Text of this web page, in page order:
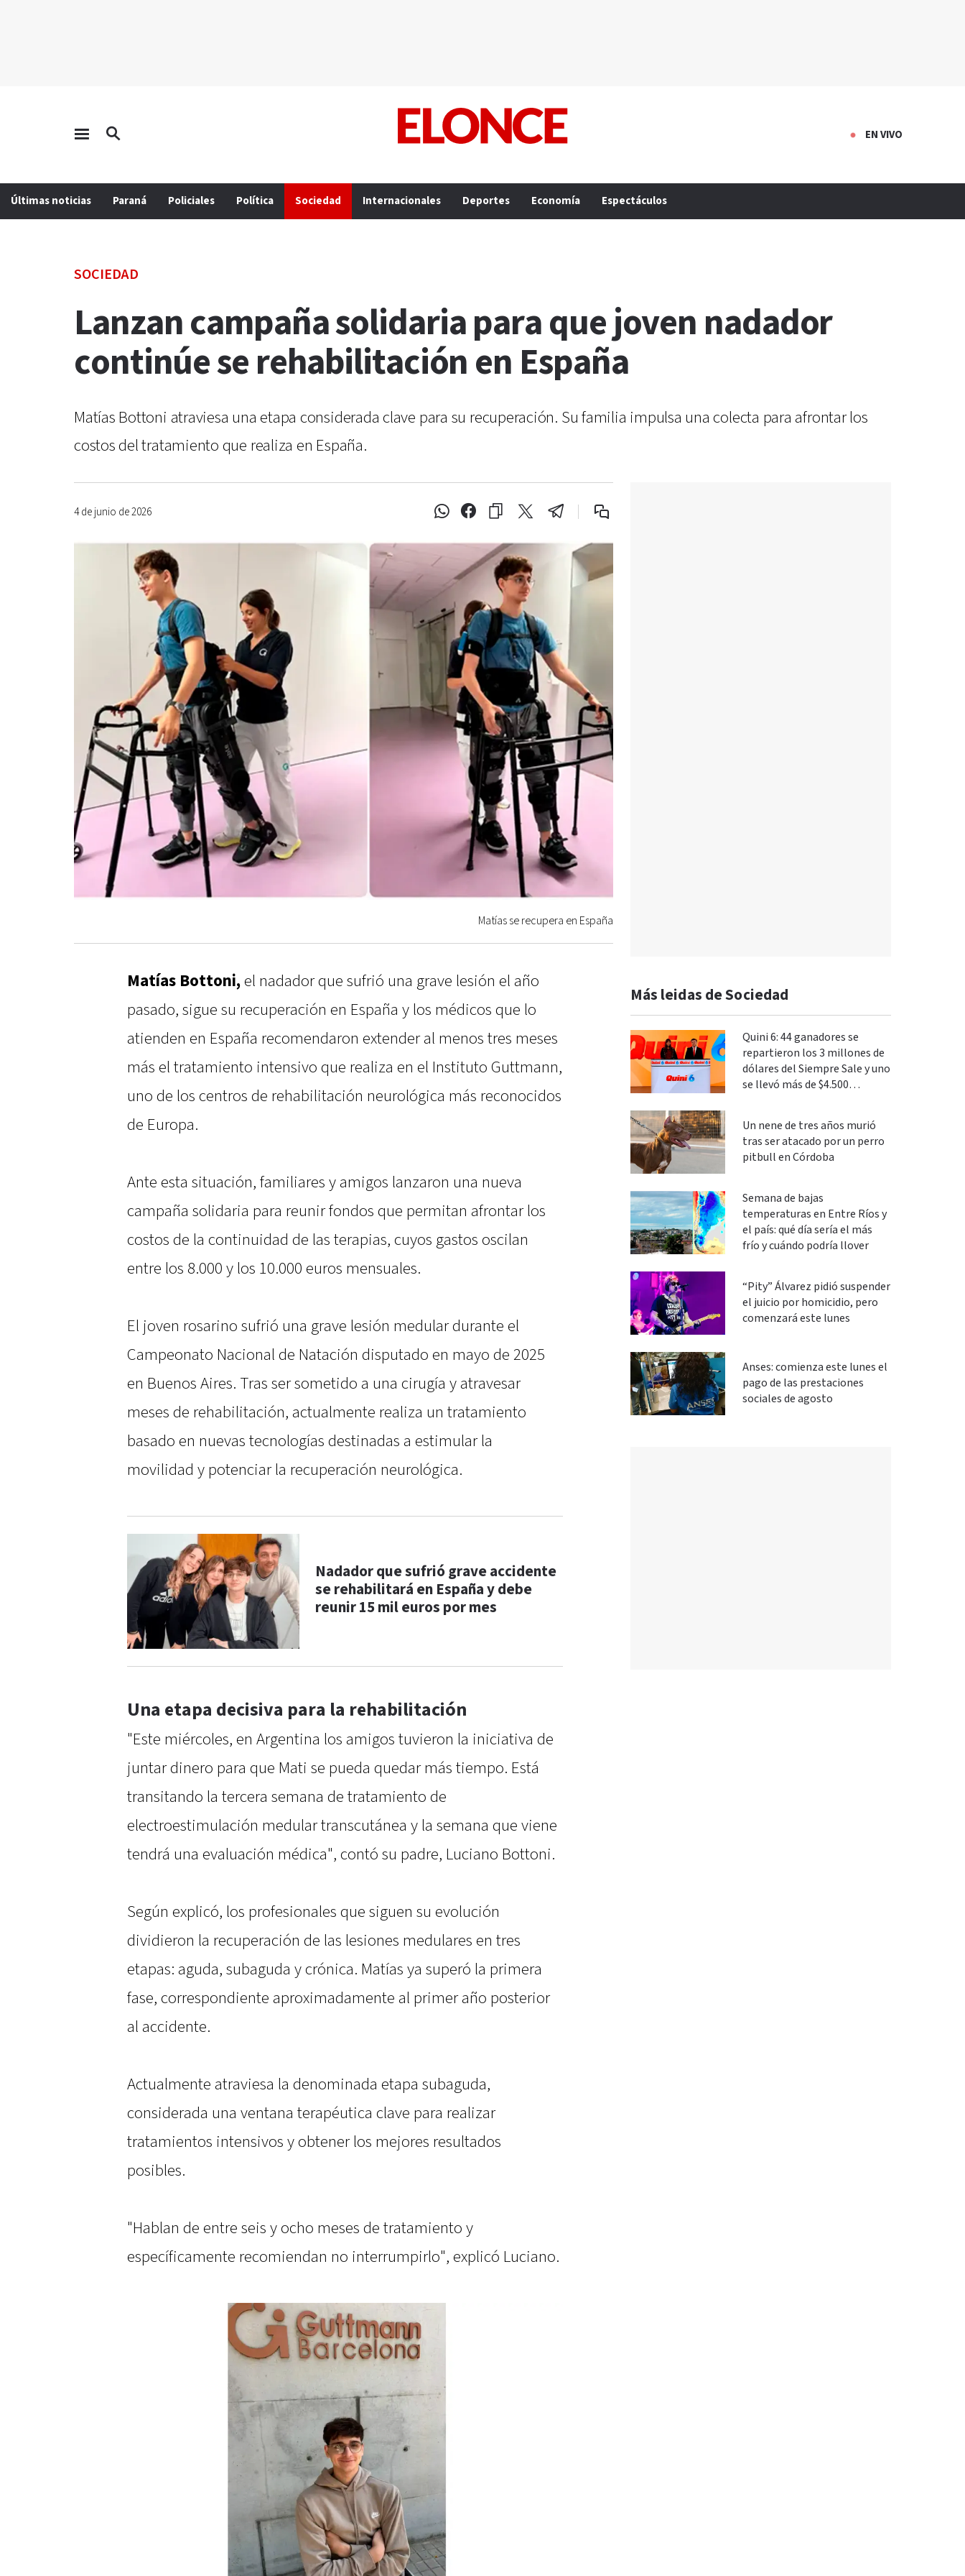
EN VIVO
Últimas noticias Paraná Policiales Política Sociedad Internacionales Deportes Economía Espectáculos
SOCIEDAD
Lanzan campaña solidaria para que joven nadador
continúe se rehabilitación en España
Matías Bottoni atraviesa una etapa considerada clave para su recuperación. Su familia impulsa una colecta para afrontar los
costos del tratamiento que realiza en España.
4 de junio de 2026
Matías se recupera en España
Matías Bottoni,el nadador que sufrió una grave lesión el año
pasado, sigue su recuperación en España y los médicos que lo
atienden en España recomendaron extender al menos tres meses
más el tratamiento intensivo que realiza en el Instituto Guttmann,
uno de los centros de rehabilitación neurológica más reconocidos
de Europa.
Ante esta situación, familiares y amigos lanzaron una nueva
campaña solidaria para reunir fondos que permitan afrontar los
costos de la continuidad de las terapias, cuyos gastos oscilan
entre los 8.000 y los 10.000 euros mensuales.
El joven rosarino sufrió una grave lesión medular durante el
Campeonato Nacional de Natación disputado en mayo de 2025
en Buenos Aires. Tras ser sometido a una cirugía y atravesar
meses de rehabilitación, actualmente realiza un tratamiento
basado en nuevas tecnologías destinadas a estimular la
movilidad y potenciar la recuperación neurológica.
Nadador que sufrió grave accidente
se rehabilitará en España y debe
reunir 15 mil euros por mes
Una etapa decisiva para la rehabilitación
"Este miércoles, en Argentina los amigos tuvieron la iniciativa de
juntar dinero para que Mati se pueda quedar más tiempo. Está
transitando la tercera semana de tratamiento de
electroestimulación medular transcutánea y la semana que viene
tendrá una evaluación médica", contó su padre, Luciano Bottoni.
Según explicó, los profesionales que siguen su evolución
dividieron la recuperación de las lesiones medulares en tres
etapas: aguda, subaguda y crónica. Matías ya superó la primera
fase, correspondiente aproximadamente al primer año posterior
al accidente.
Actualmente atraviesa la denominada etapa subaguda,
considerada una ventana terapéutica clave para realizar
tratamientos intensivos y obtener los mejores resultados
posibles.
"Hablan de entre seis y ocho meses de tratamiento y
específicamente recomiendan no interrumpirlo", explicó Luciano.
Más leidas de Sociedad
Quini 6: 44 ganadores se
repartieron los 3 millones de
dólares del Siempre Sale y uno
se llevó más de $4.500
Un nene de tres años murió
tras ser atacado por un perro
pitbull en Córdoba
Semana de bajas
temperaturas en Entre Ríos y
el país: qué día sería el más
frío y cuándo podría llover
“Pity” Álvarez pidió suspender
el juicio por homicidio, pero
comenzará este lunes
Anses: comienza este lunes el
pago de las prestaciones
sociales de agosto